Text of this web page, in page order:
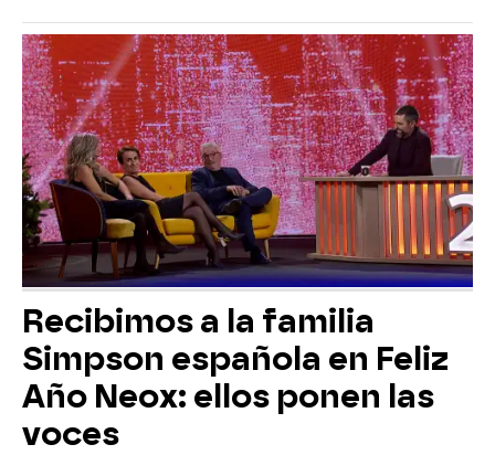
Recibimos a la familia
Simpson española en Feliz
Año Neox: ellos ponen las
voces